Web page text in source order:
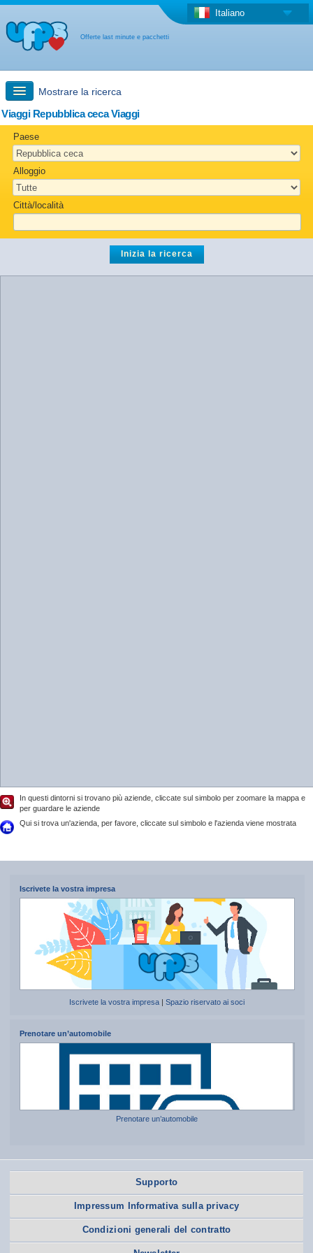
Offerte last minute e pacchetti
Italiano
Mostrare la ricerca
Ricerca rapida
Viaggi: Ricerca con la mappa
Offerta last minute + Offerta forfettaria
Viaggi Repubblica ceca Viaggi
Paese
Alloggio
Città/località
In questi dintorni si trovano più aziende, cliccate sul simbolo per zoomare la mappa e
per guardare le aziende
Qui si trova un'azienda, per favore, cliccate sul simbolo e l'azienda viene mostrata
Iscrivete la vostra impresa
Iscrivete la vostra impresa |Spazio riservato ai soci
Prenotare un’automobile
Prenotare un’automobile
Supporto
Impressum Informativa sulla privacy
Condizioni generali del contratto